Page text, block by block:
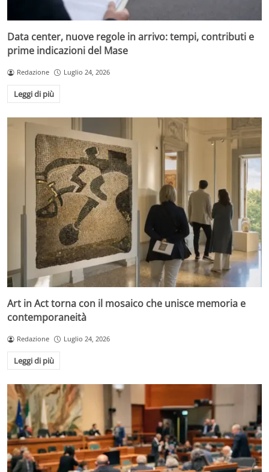
Data center, nuove regole in arrivo: tempi, contributi e
prime indicazioni del Mase
Redazione Luglio 24, 2026
Leggi di più
Art in Act torna con il mosaico che unisce memoria e
contemporaneità
Redazione Luglio 24, 2026
Leggi di più